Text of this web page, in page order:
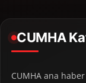
CUMHA
CUMHA ana